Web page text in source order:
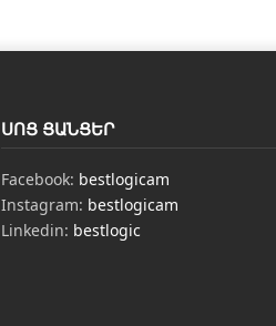
ՍՈՑ ՑԱՆՑԵՐ
Facebook: bestlogicam
Instagram: bestlogicam
Linkedin: bestlogic